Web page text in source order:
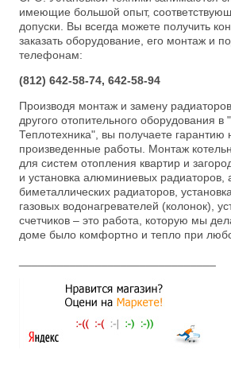
имеющие большой опыт,
допуски. Вы всегда можете получить
заказать оборудование, его монтаж и
телефонам:
(812) 642-58-74, 642-58-94
Производя монтаж и замену
другого отопительного оборудования в
Теплотехника", вы получаете гарантию
произведенные работы. Монтаж
для систем отопления квартир и
и установка алюминиевых радиаторов,
биметаллических радиаторов,
газовых водонагревателей (колонок),
счетчиков – это работа, которую мы
доме было комфортно и тепло при